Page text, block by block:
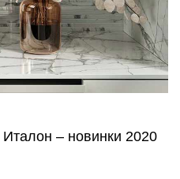
– новинки 2020